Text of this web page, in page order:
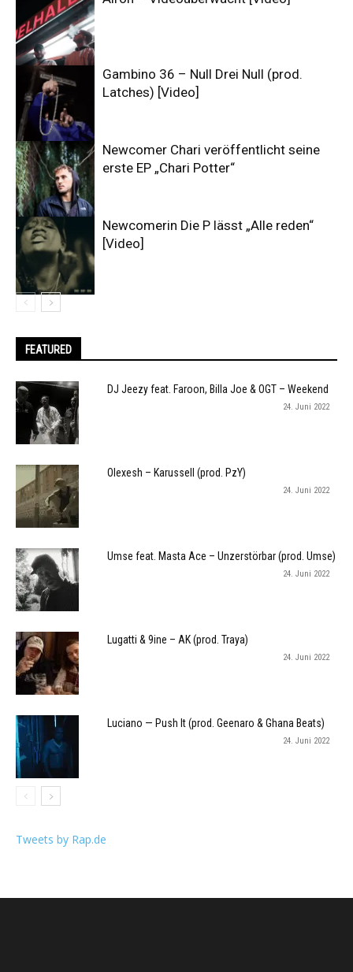
Gambino 36 – Null Drei Null (prod.
Latches) [Video]
Newcomer Chari veröffentlicht seine
erste EP „Chari Potter“
Newcomerin Die P lässt „Alle reden“
[Video]
FEATURED
DJ Jeezy feat. Faroon, Billa Joe & OGT – Weekend
24. Juni 2022
Olexesh – Karussell (prod. PzY)
24. Juni 2022
Umse feat. Masta Ace – Unzerstörbar (prod. Umse)
24. Juni 2022
Lugatti & 9ine – AK (prod. Traya)
24. Juni 2022
Luciano — Push It (prod. Geenaro & Ghana Beats)
24. Juni 2022
Tweets by Rap.de